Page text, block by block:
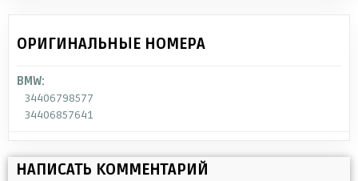
ОРИГИНАЛЬНЫЕ НОМЕРА
BMW:
34406798577
34406857641
НАПИСАТЬ КОММЕНТАРИЙ